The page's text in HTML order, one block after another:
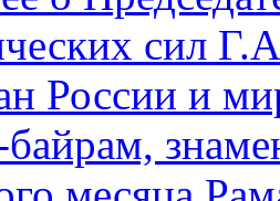
сил
России и